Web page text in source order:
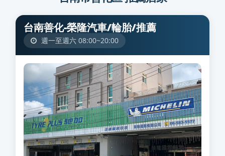
台南善化-榮隆汽車/輪胎/推薦
週一至週六 08:00~20:00